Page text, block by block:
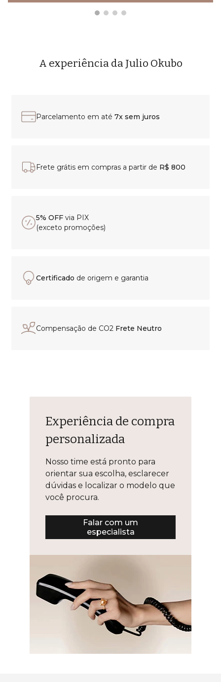
A experiência da Julio Okubo
Parcelamento em até 7x sem juros
Frete grátis em compras a partir de R$ 800
5% OFF via PIX
(exceto promoções)
Certificado de origem e garantia
Compensação de CO2 Frete Neutro
Experiência de compra
personalizada
Nosso time está pronto para
orientar sua escolha, esclarecer
dúvidas e localizar o modelo que
você procura.
Falar com um
especialista